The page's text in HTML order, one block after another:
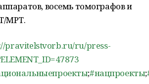
восемь томографов и
МРТ.
pravitelstvorb.ru/ru/press-
;#нацпроекты;